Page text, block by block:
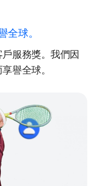
全球。
服務獎。我們因
譽全球。